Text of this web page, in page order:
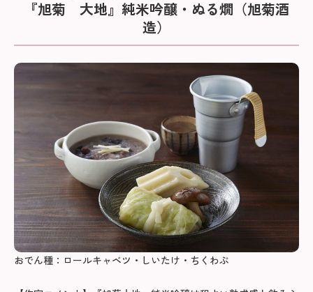
『旭菊 大地』純米吟醸・ぬる燗（旭菊酒
造）
おでん種：ロールキャベツ・しいたけ・ちくわぶ